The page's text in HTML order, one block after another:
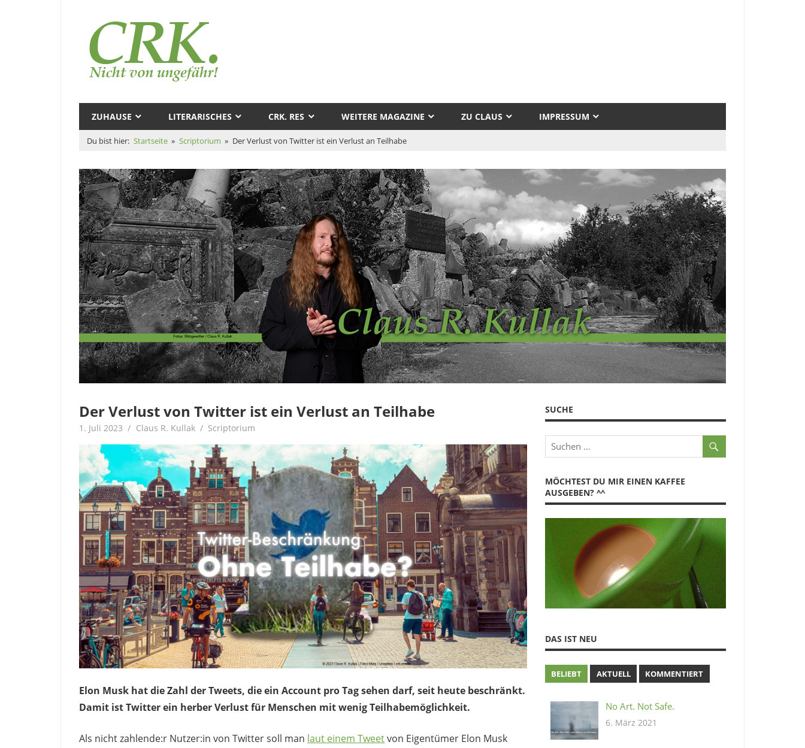
springen
Kullak
und
Zeugs
ZUHAUSE LITERARISCHES CRK. RES WEITERE MAGAZINE ZU CLAUS IMPRESSUM
Du bist hier: Startseite Scriptorium Der Verlust von Twitter ist ein Verlust an Teilhabe
Der Verlust von Twitter ist ein Verlust an Teilhabe
1. Juli 2023 Claus R. Kullak Scriptorium
Elon Musk hat die Zahl der Tweets, die ein Account pro Tag sehen darf, seit heute beschränkt.
Damit ist Twitter ein herber Verlust für Menschen mit wenig Teilhabemöglichkeit.
Als nicht zahlende:r Nutzer:in von Twitter soll man laut einem Tweetvon Eigentümer Elon Musk
SUCHE
MÖCHTEST DU MIR EINEN KAFFEE
AUSGEBEN? ^^
DAS IST NEU
BELIEBT AKTUELL KOMMENTIERT
No Art. Not Safe.
6. März 2021